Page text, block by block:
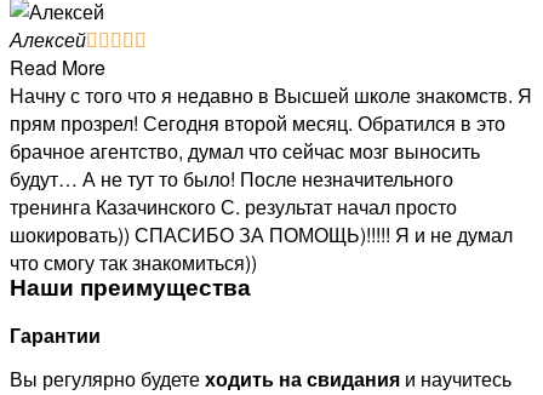
Алексей    
Read More
Начну с того что я недавно в Высшей школе знакомств. Я
прям прозрел! Сегодня второй месяц. Обратился в это
брачное агентство, думал что сейчас мозг выносить
будут… А не тут то было! После незначительного
тренинга Казачинского С. результат начал просто
шокировать)) СПАСИБО ЗА ПОМОЩЬ)!!!!! Я и не думал
что смогу так знакомиться))
Наши преимущества
Гарантии
Вы регулярно будетеходить на свидания и научитесь